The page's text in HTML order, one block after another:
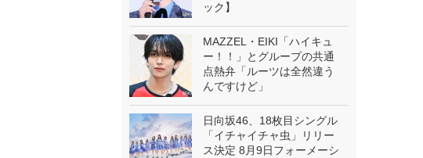
ック】
MAZZEL・EIKI「ハイキュ
ー！！」とグループの共通
点熱弁「ルーツは全然違う
んですけど」
日向坂46、18枚目シングル
「イチャイチャ虫」リリー
ス決定 8月9日フォーメーシ